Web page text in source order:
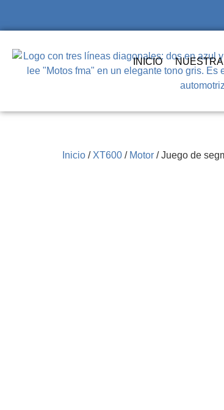
INICIO
Inicio / XT600 / Motor / Juego de